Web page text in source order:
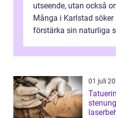
utseende, utan också
Många i Karlstad
förstärka sin naturliga
01 juli
stenungsund så